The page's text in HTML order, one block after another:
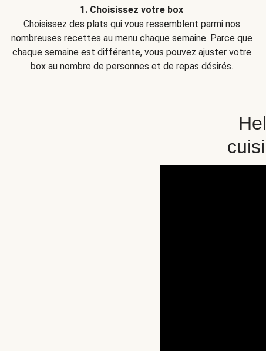
1. Choisissez votre box
Choisissez des plats qui vous ressemblent parmi nos
nombreuses recettes au menu chaque semaine. Parce que
chaque semaine est différente, vous pouvez ajuster votre
box au nombre de personnes et de repas désirés.